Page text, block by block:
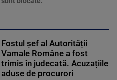
Fostul șef al Autorității
Vamale Române a fost
trimis în judecată. Acuzațiile
aduse de procurori